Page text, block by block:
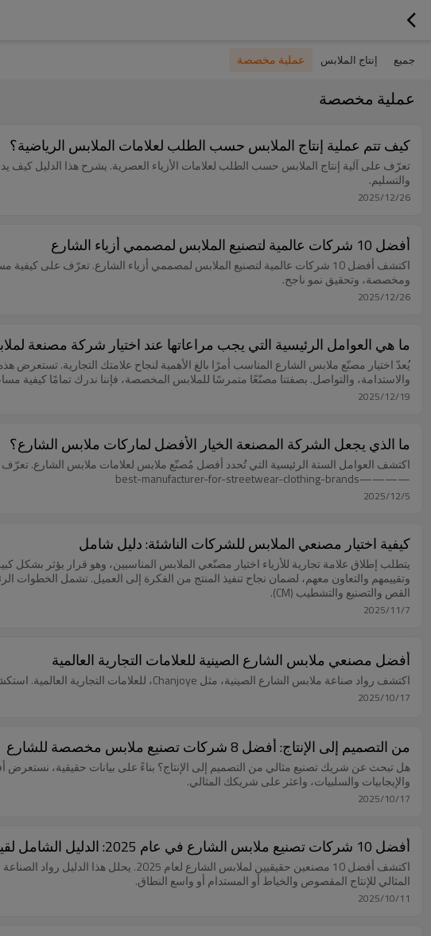
جميع إنتاج الملابس عملية مخصصة
عملية مخصصة
كيف تتم عملية إنتاج الملابس حسب الطلب لعلامات الملابس الرياضية؟
تعرّف على آلية إنتاج الملابس حسب الطلب لعلامات الأزياء العصرية. يشرح هذا الدليل كيف
والتسليم.
2025/12/26
أفضل 10 شركات عالمية لتصنيع الملابس لمصممي أزياء الشارع
اكتشف أفضل 10 شركات عالمية لتصنيع الملابس لمصممي أزياء الشارع. تعرّف على
ومخصصة، وتحقيق نمو ناجح.
2025/12/26
ما هي العوامل الرئيسية التي يجب مراعاتها عند اختيار شركة مصنعة
يُعدّ اختيار مصنّع ملابس الشارع المناسب أمرًا بالغ الأهمية لنجاح علامتك التجارية. تستعرض
والاستدامة، والتواصل. بصفتنا مصنّعًا متمرسًا للملابس المخصصة، فإننا ندرك تمامًا كيفية
2025/12/19
ما الذي يجعل الشركة المصنعة الخيار الأفضل لماركات ملابس الشارع؟
اكتشف العوامل الستة الرئيسية التي تُحدد أفضل مُصنّع ملابس لعلامات ملابس الشارع.
————best-manufacturer-for-streetwear-clothing-brands
2025/12/5
كيفية اختيار مصنعي الملابس للشركات الناشئة: دليل شامل
يتطلب إطلاق علامة تجارية للأزياء اختيار مصنّعي الملابس المناسبين، وهو قرار يؤثر بشكل
وتقييمهم والتعاون معهم، لضمان نجاح تنفيذ المنتج من الفكرة إلى العميل. تشمل الخطوات
القص والتصنيع والتشطيب (CM).
2025/11/7
أفضل مصنعي ملابس الشارع الصينية للعلامات التجارية العالمية
اكتشف رواد صناعة ملابس الشارع الصينية، مثل Chanjoye، للعلامات التجارية العالمية. استكشف رؤىً مبنية على البيانات حول خدمات مُصنّعي المعدات الأصلية، ومزايا سلسلة التوريد، وتصنيع الملابس المُخصصة.
2025/10/17
من التصميم إلى الإنتاج: أفضل 8 شركات تصنيع ملابس مخصصة للشارع
والإيجابيات والسلبيات، واعثر على شريكك المثالي.
2025/10/17
أفضل 10 شركات تصنيع ملابس الشارع في عام 2025: الدليل الشامل لقيادة هذا الاتجاه
المثالي للإنتاج المقصوص والخياط أو المستدام أو واسع النطاق.
2025/10/11